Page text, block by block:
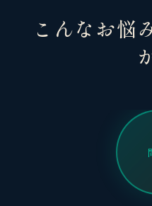
こんなお悩